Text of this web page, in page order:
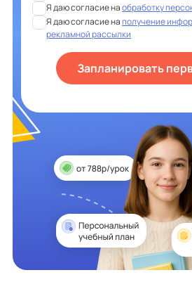
Я даю согласие наобработку
Я даю согласие наполучение
рекламной рассылки
Запланировать